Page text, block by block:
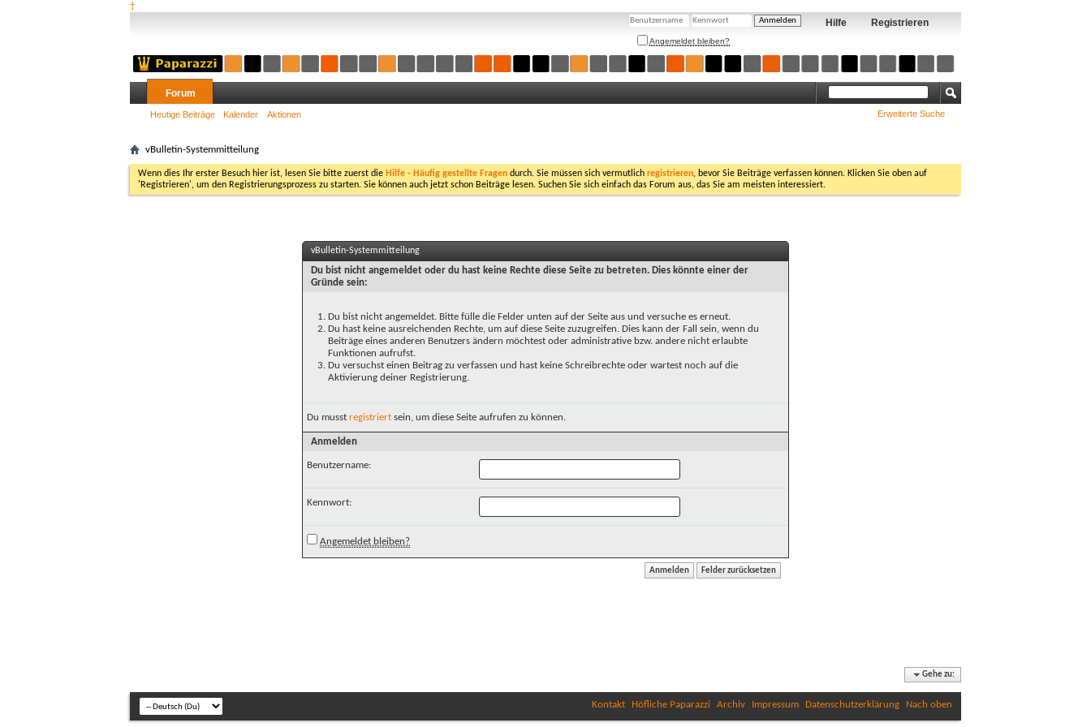
†
Registrieren
Hilfe
Angemeldet bleiben?
Forum
Heutige Beiträge Kalender Aktionen Erweiterte Suche
vBulletin-Systemmitteilung
Wenn dies Ihr erster Besuch hier ist, lesen Sie bitte zuerst die Hilfe - Häufig gestellte Fragen durch. Sie müssen sich vermutlich registrieren, bevor Sie Beiträge verfassen können. Klicken Sie oben auf
'Registrieren', um den Registrierungsprozess zu starten. Sie können auch jetzt schon Beiträge lesen. Suchen Sie sich einfach das Forum aus, das Sie am meisten interessiert.
vBulletin-Systemmitteilung
Du bist nicht angemeldet oder du hast keine Rechte diese Seite zu betreten. Dies könnte einer der
Gründe sein:
Du bist nicht angemeldet. Bitte fülle die Felder unten auf der Seite aus und versuche es erneut.
Du hast keine ausreichenden Rechte, um auf diese Seite zuzugreifen. Dies kann der Fall sein, wenn du
Beiträge eines anderen Benutzers ändern möchtest oder administrative bzw. andere nicht erlaubte
Funktionen aufrufst.
Du versuchst einen Beitrag zu verfassen und hast keine Schreibrechte oder wartest noch auf die
Aktivierung deiner Registrierung.
Du musst registriert sein, um diese Seite aufrufen zu können.
Anmelden
Benutzername:
Kennwort:
Angemeldet bleiben?
Gehe zu:
Kontakt Höfliche Paparazzi Archiv Impressum Datenschutzerklärung Nach oben